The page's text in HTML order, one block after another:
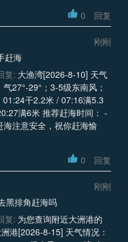
0 回复
刚刚
赶海
复: 大渔湾[2026-8-10] 天气
27°-29°；3-5级东南风；
干2.2米 / 07:16满5.3
满6米 推荐赶海时间： -
注意安全，祝你赶海愉
0 回复
刚刚
黑排角赶海吗
复: 为您查询附近大洲港的
港[2026-8-15] 天气情况：